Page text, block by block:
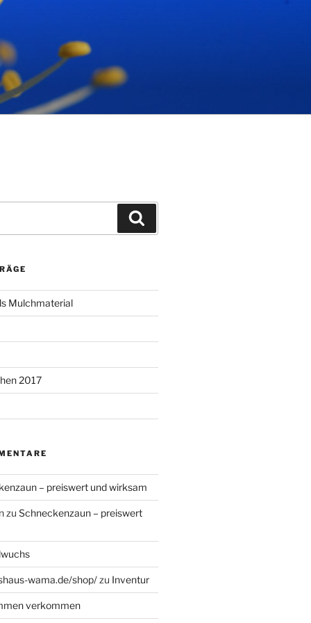
Mulchmaterial
2017
– preiswert und wirksam
zu Schneckenzaun – preiswert
wama.de/shop/zu Inventur
verkommen